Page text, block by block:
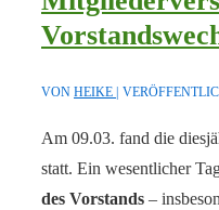
VON HEIKE
Am 09.03. fand die
statt. Ein wesentlicher
des Vorstands –